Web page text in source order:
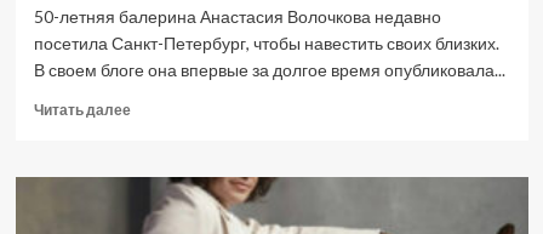
первые
выходные
50-летняя балерина Анастасия Волочкова недавно
посетила Санкт-Петербург, чтобы навестить своих близких.
В своем блоге она впервые за долгое время опубликовала...
Читать далееПрочитать
Анастасия
Волочкова
после